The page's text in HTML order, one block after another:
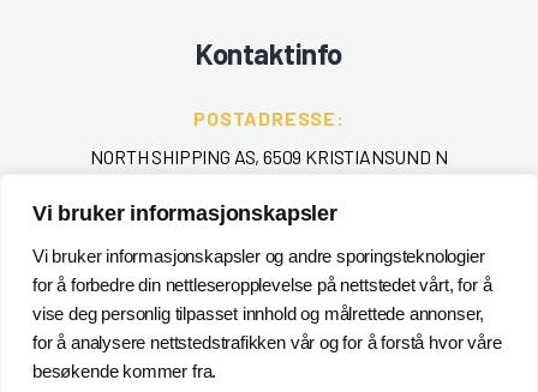
Vi bruker informasjonskapsler
Vi bruker informasjonskapsler og andre sporingsteknologier
for å forbedre din nettleseropplevelse på nettstedet vårt, for å
vise deg personlig tilpasset innhold og målrettede annonser,
for å analysere nettstedstrafikken vår og for å forstå hvor våre
besøkende kommer fra.
Kontaktinfo
POSTADRESSE:
NORTH SHIPPING AS, 6509 KRISTIANSUND N
TELEFON:
+ 47 715 40 000
EPOST :
POSTMASTER@NORTHSHIPPING.NO